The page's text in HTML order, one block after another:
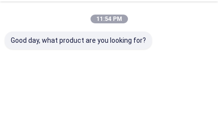
11:54 PM
Good day, what product are you looking for?